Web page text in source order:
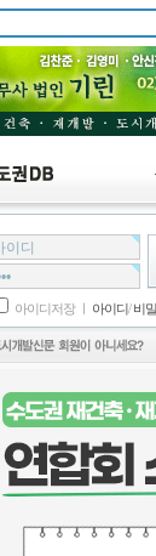
아이디저장 ㅣ 아이디/비